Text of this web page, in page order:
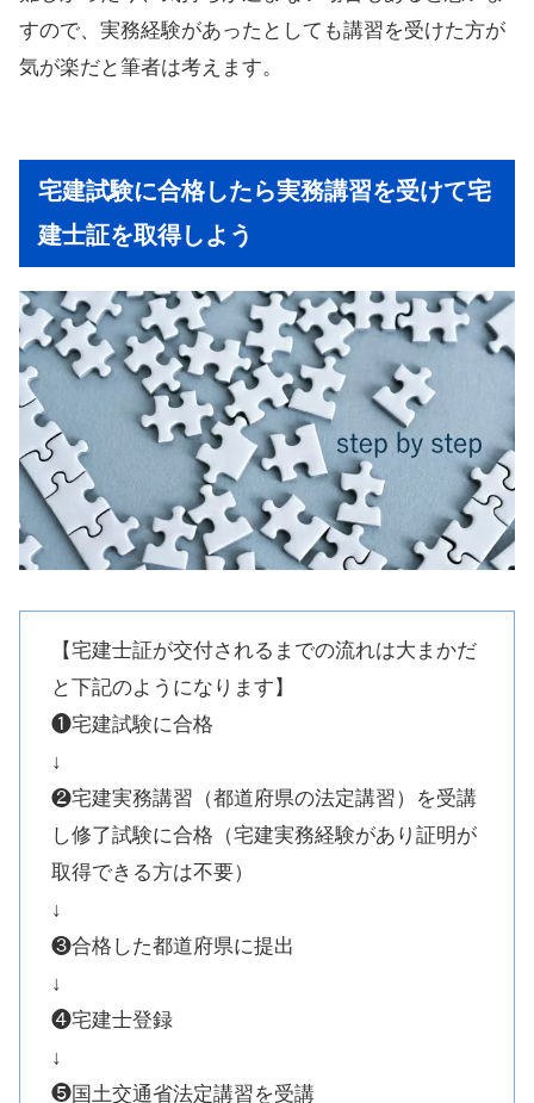
すので、実務経験があったとしても講習を受けた方が
気が楽だと筆者は考えます。
宅建試験に合格したら実務講習を受けて宅
建士証を取得しよう
【宅建士証が交付されるまでの流れは大まかだ
と下記のようになります】
❶宅建試験に合格
↓
❷宅建実務講習（都道府県の法定講習）を受講
し修了試験に合格（宅建実務経験があり証明が
取得できる方は不要）
↓
❸合格した都道府県に提出
↓
❹宅建士登録
↓
❺国土交通省法定講習を受講